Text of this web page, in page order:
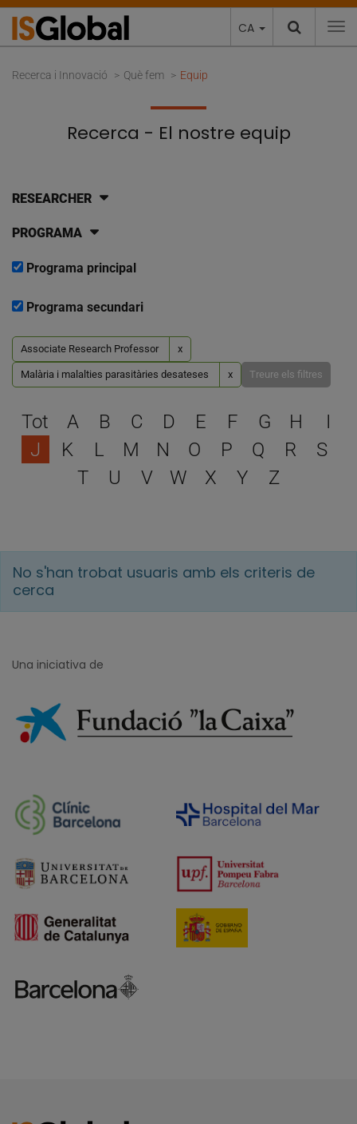
CA
Recerca i Innovació Què fem Equip
Recerca - El nostre equip
RESEARCHER
PROGRAMA
Programa principal
Programa secundari
Associate Research Professor x
Malària i malalties parasitàries desateses x Treure els filtres
Escull una lletra per filtrar
Tot A B C D E F G H
I
J
K L M N O P Q R
S
T
U V W X Y Z
No s'han trobat usuaris amb els criteris de
cerca
Una iniciativa de